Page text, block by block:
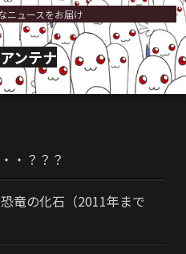
ニュースをお届け
ンテナ
・？？？
竜の化石（2011年まで